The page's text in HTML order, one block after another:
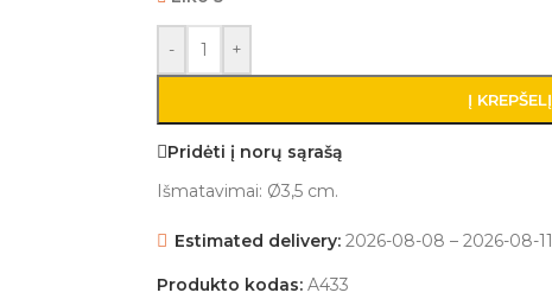
- +
Į KREPŠELĮ
Pridėti į norų sąrašą
Išmatavimai: Ø3,5 cm.
Estimated delivery:2026-08-08 – 2026-08-11
Produkto kodas: A433